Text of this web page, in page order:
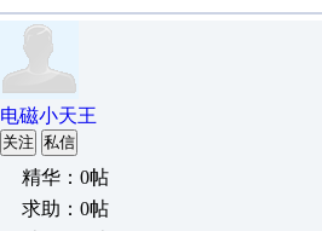
电磁小天王
关注 私信
精华：0帖
求助：0帖